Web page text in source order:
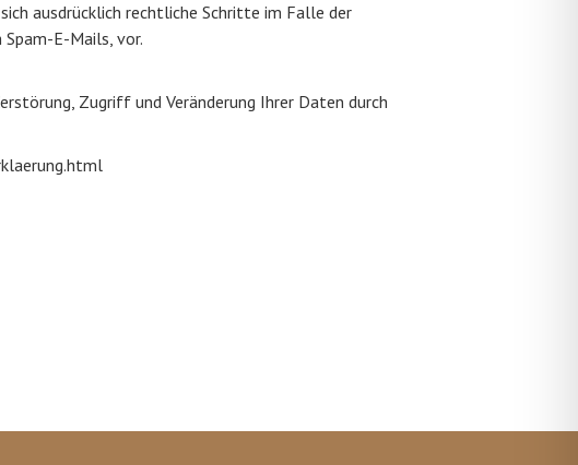
ausdrücklich rechtliche Schritte im Falle der
E-Mails, vor.
Zugriff und Veränderung Ihrer Daten durch